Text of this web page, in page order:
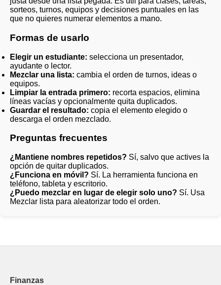
sorteos, turnos, equipos y decisiones puntuales en las
que no quieres numerar elementos a mano.
Formas de usarlo
Elegir un estudiante: selecciona un presentador,
ayudante o lector.
Mezclar una lista: cambia el orden de turnos, ideas o
equipos.
Limpiar la entrada primero: recorta espacios, elimina
líneas vacías y opcionalmente quita duplicados.
Guardar el resultado: copia el elemento elegido o
descarga el orden mezclado.
Preguntas frecuentes
¿Mantiene nombres repetidos? Sí, salvo que actives la
opción de quitar duplicados.
¿Funciona en móvil? Sí. La herramienta funciona en
teléfono, tableta y escritorio.
¿Puedo mezclar en lugar de elegir solo uno? Sí. Usa
Mezclar lista para aleatorizar todo el orden.
Finanzas